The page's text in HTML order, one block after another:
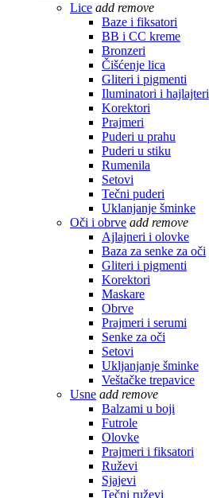
Lice add remove
Baze i fiksatori
BB i CC kreme
Bronzeri
Čišćenje lica
Gliteri i pigmenti
Iluminatori i hajlajteri
Korektori
Prajmeri
Puderi u prahu
Puderi u stiku
Rumenila
Setovi
Tečni puderi
Uklanjanje šminke
Oči i obrve add remove
Ajlajneri i olovke
Baza za senke za oči
Gliteri i pigmenti
Korektori
Maskare
Obrve
Prajmeri i serumi
Senke za oči
Setovi
Ukljanjanje šminke
Veštačke trepavice
Usne add remove
Balzami u boji
Futrole
Olovke
Prajmeri i fiksatori
Ruževi
Sjajevi
Tečni ruževi